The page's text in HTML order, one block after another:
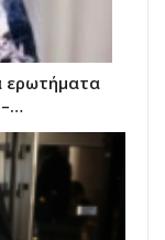
ερωτήματα